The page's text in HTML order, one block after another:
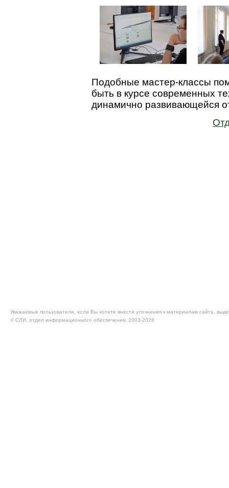
Подобные мастер-классы
быть в курсе современных
динамично развивающейся
Уважаемые пользователи, если Вы хотите внести уточнения к материалам сайта,
© CЛИ, отдел информационного обеспечения, 2003-2026